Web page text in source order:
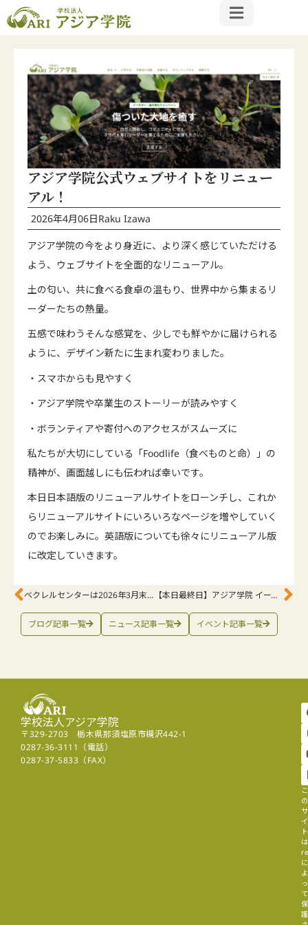
アジア学院公式ウェブサイトをリニュー
アル！
2026年4月06日Raku Izawa
アジア学院の今をより身近に、より深く感じていただける
よう、ウェブサイトを全面的なリニューアル。
土の匂い、共に食べる食卓の温もり、世界中から集まるリ
ーダーたちの熱量。
五感で味わうそんな感覚を、少しでも鮮やかに届けられる
ように、デザイン新たに生まれ変わりました。
・スマホからも見やすく
・アジア学院や卒業生のストーリーが読みやすく
・ボランティアや寄付へのアクセスがスムーズに
私たちが大切にしている「Foodlife（食べものと命）」の
精神が、画面越しにも伝われば幸いです。
本日日本語版のリニューアルサイトをローンチし、これか
らリニューアルサイトにいろいろなページを増やしていく
のでお楽しみに。英語版についても徐々にリニューアル版
に改定していきます。
ベクレルセンターは2026年3月末をもって営業を終了致しました 【本日最終日】アジア学院 イースター・春の寄付キャンペーン「傷ついた大地を癒やす」、いよいよフィナーレ！
ブログ記事一覧 ニュース記事一覧 イベント記事一覧
学校法人アジア学院
〒329-2703 栃木県那須塩原市槻沢442-1
0287-36-3111（電話）
0287-37-5833（FAX）
こ
の
サ
イ
ト
は
に
よ
っ
て
保
護